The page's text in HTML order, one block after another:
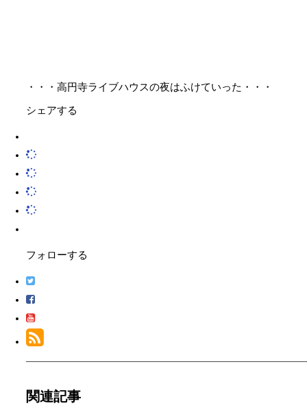
・・・高円寺ライブハウスの夜はふけていった・・・
シェアする
フォローする
関連記事